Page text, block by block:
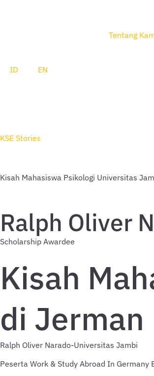
Tentang
ID EN
KSE Stories
Kisah Mahasiswa Psikologi Universitas
Ralph Oliver
Scholarship Awardee
Kisah
di Jerman
Ralph Oliver Narado-Universitas Jambi
Peserta Work & Study Abroad In